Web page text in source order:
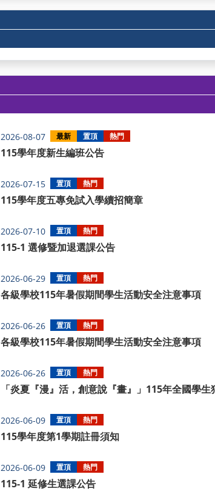
2026-08-07 最新 置頂 熱門
115學年度新生編班公告
2026-07-15 置頂 熱門
115學年度五專免試入學續招簡章
2026-07-10 置頂 熱門
115-1 選修暨加退選課公告
2026-06-29 置頂 熱門
各級學校115年暑假期間學生活動安全注意事項
2026-06-26 置頂 熱門
各級學校115年暑假期間學生活動安全注意事項
2026-06-26 置頂 熱門
「炎夏『漫』活，創意說『畫』」115年全國學生
2026-06-09 置頂 熱門
115學年度第1學期註冊須知
2026-06-09 置頂 熱門
115-1 延修生選課公告